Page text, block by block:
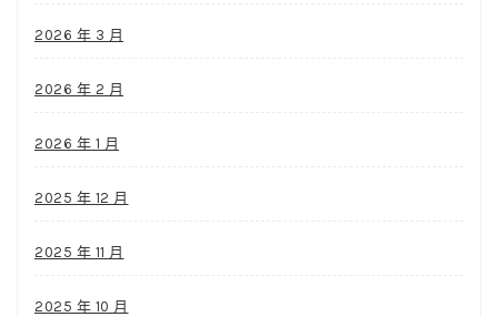
2026 年 3 月
2026 年 2 月
2026 年 1 月
2025 年 12 月
2025 年 11 月
2025 年 10 月